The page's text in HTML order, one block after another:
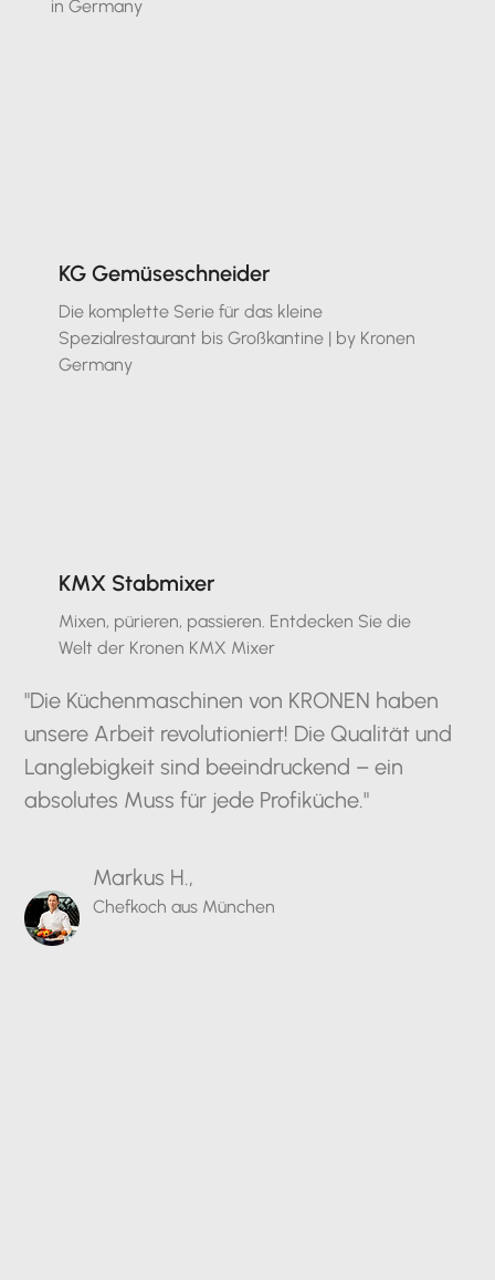
in Germany
KG Gemüseschneider
Die komplette Serie für das kleine
Spezialrestaurant bis Großkantine | by Kronen
Germany
KMX Stabmixer
Mixen, pürieren, passieren. Entdecken Sie die
Welt der Kronen KMX Mixer
"Die Küchenmaschinen von KRONEN haben
unsere Arbeit revolutioniert! Die Qualität und
Langlebigkeit sind beeindruckend – ein
absolutes Muss für jede Profiküche."
Chefkoch aus München
Markus H.,